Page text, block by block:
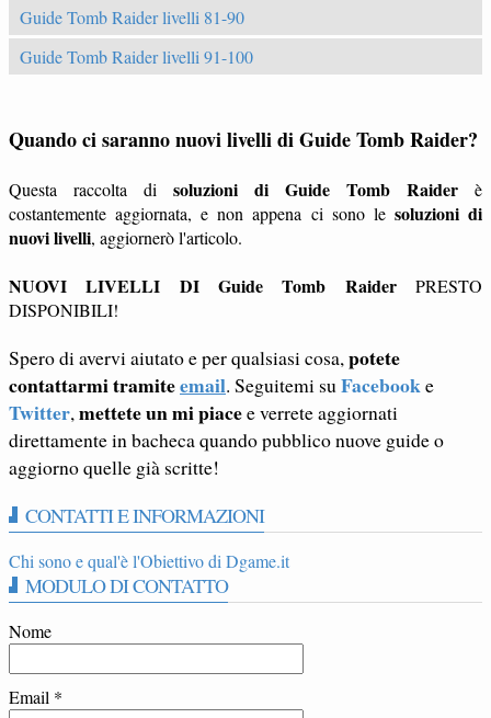
Guide Tomb Raider livelli 81-90
Guide Tomb Raider livelli 91-100
Quando ci saranno nuovi livelli di Guide Tomb Raider?
Questa raccolta di soluzioni di Guide Tomb Raider è
costantemente aggiornata, e non appena ci sono le soluzioni di
nuovi livelli, aggiornerò l'articolo.
NUOVI LIVELLI DI Guide Tomb RaiderPRESTO
DISPONIBILI!
Spero di avervi aiutato e per qualsiasi cosa, potete
contattarmi tramiteemail. Seguitemi su Facebooke
Twitter, mettete un mi piacee verrete aggiornati
direttamente in bacheca quando pubblico nuove guide o
aggiorno quelle già scritte!
CONTATTI E INFORMAZIONI
Chi sono e qual'è l'Obiettivo di Dgame.it
MODULO DI CONTATTO
Nome
Email *